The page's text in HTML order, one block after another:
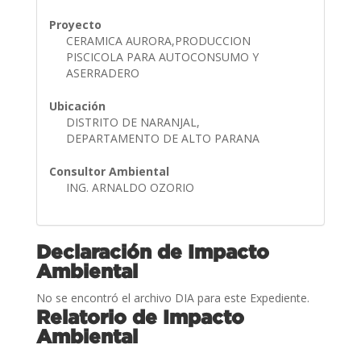
Proyecto
CERAMICA AURORA,PRODUCCION
PISCICOLA PARA AUTOCONSUMO Y
ASERRADERO
Ubicación
DISTRITO DE NARANJAL,
DEPARTAMENTO DE ALTO PARANA
Consultor Ambiental
ING. ARNALDO OZORIO
Declaración de Impacto
Ambiental
No se encontró el archivo DIA para este Expediente.
Relatorio de Impacto
Ambiental